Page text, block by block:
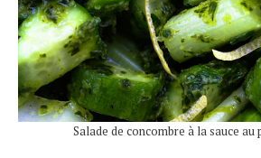
Salade de concombre à la sauce au